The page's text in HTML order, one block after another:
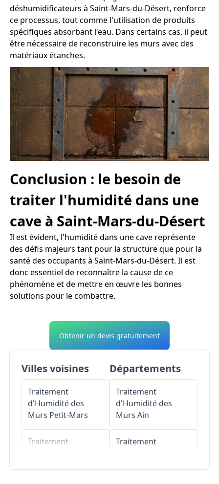
déshumidificateurs à Saint-Mars-du-Désert, renforce
ce processus, tout comme l'utilisation de produits
spécifiques absorbant l'eau. Dans certains cas, il peut
être nécessaire de reconstruire les murs avec des
matériaux étanches.
Conclusion : le besoin de
traiter l'humidité dans une
cave à Saint-Mars-du-Désert
Il est évident, l'humidité dans une cave représente
des défis majeurs tant pour la structure que pour la
santé des occupants à Saint-Mars-du-Désert. Il est
donc essentiel de reconnaître la cause de ce
phénomène et de mettre en œuvre les bonnes
solutions pour le combattre.
Obtenir un devis gratuitement
Villes voisines
Traitement
d'Humidité des
Murs Petit-Mars
Traitement
Départements
Traitement
d'Humidité des
Murs Ain
Traitement